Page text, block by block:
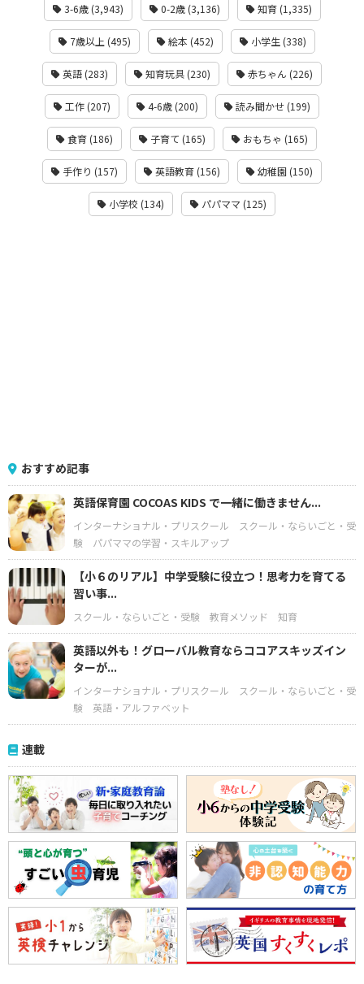
3-6歳 (3,943) 0-2歳 (3,136) 知育 (1,335)
7歳以上 (495) 絵本 (452) 小学生 (338)
英語 (283) 知育玩具 (230) 赤ちゃん (226)
工作 (207) 4-6歳 (200) 読み聞かせ (199)
食育 (186) 子育て (165) おもちゃ (165)
手作り (157) 英語教育 (156) 幼稚園 (150)
小学校 (134) パパママ (125)
おすすめ記事
英語保育園 COCOAS KIDS で一緒に働きません...
インターナショナル・プリスクール
スクール・ならいごと・受
験
パパママの学習・スキルアップ
【小６のリアル】中学受験に役立つ！思考力を育てる
習い事...
スクール・ならいごと・受験 教育メソッド 知育
英語以外も！グローバル教育ならココアスキッズイン
ターが...
インターナショナル・プリスクール
スクール・ならいごと・受
験
英語・アルファベット
連載